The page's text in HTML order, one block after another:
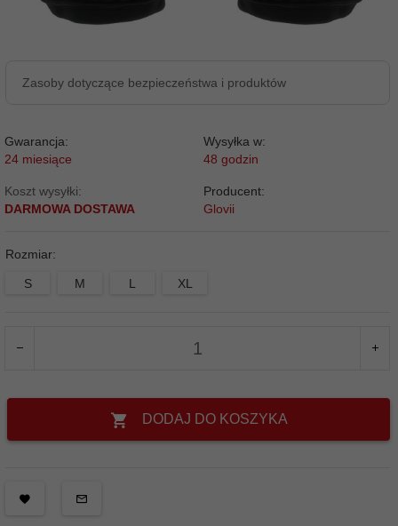
Zasoby dotyczące bezpieczeństwa i produktów
Gwarancja:
24 miesiące
Wysyłka w:
48 godzin
Koszt wysyłki:
DARMOWA DOSTAWA
Producent:
Glovii
Rozmiar:
S M L XL
DODAJ DO KOSZYKA